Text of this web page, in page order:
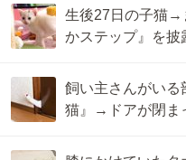
生後27日の子猫→
かステップ』を
飼い主さんがいる
猫』→ドアが閉ま